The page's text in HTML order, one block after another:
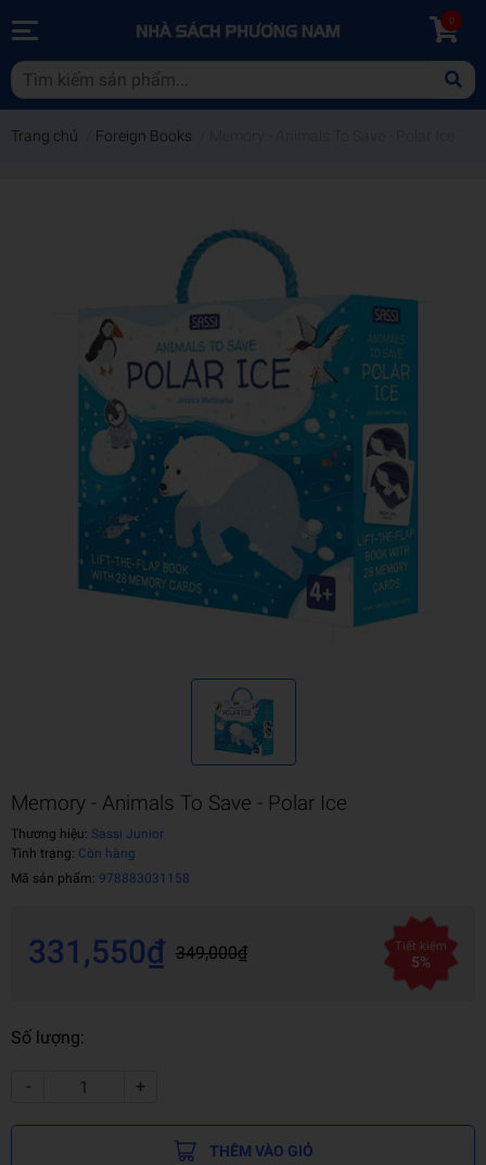
0
Trang chủ Foreign Books
Memory - Animals To Save - Polar Ice
Thương hiệu: Sassi Junior
Tình trạng: Còn hàng
Mã sản phẩm: 978883031158
331,550₫ 349,000₫ Tiết kiệm
5%
Số lượng:
- +
THÊM VÀO GIỎ